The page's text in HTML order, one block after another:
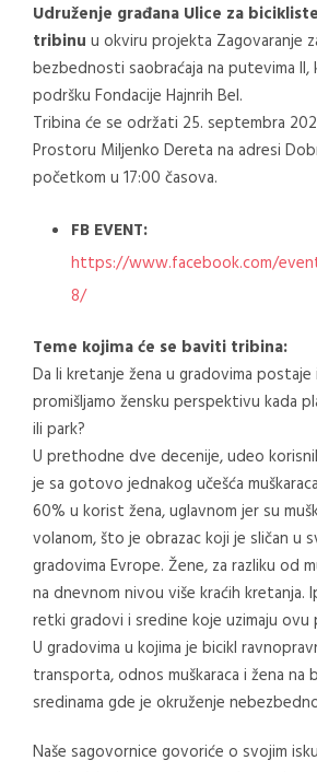
Udruženje građana Ulice za
tribinu u okviru projekta Zagovaranje
bezbednosti saobraćaja na putevima II,
podršku Fondacije Hajnrih Bel.
Tribina će se održati 25. septembra
Prostoru Miljenko Dereta na adresi
početkom u 17:00 časova.
FB EVENT:
https://www.facebook.com/
8/
Teme kojima će se baviti tribina:
Da li kretanje žena u gradovima
promišljamo žensku perspektivu kada
ili park?
U prethodne dve decenije, udeo
je sa gotovo jednakog učešća
60% u korist žena, uglavnom jer su
volanom, što je obrazac koji je sličan u
gradovima Evrope. Žene, za razliku od
na dnevnom nivou više kraćih kretanja.
retki gradovi i sredine koje uzimaju
U gradovima u kojima je bicikl
transporta, odnos muškaraca i žena na
sredinama gde je okruženje
Naše sagovornice govoriće o svojim